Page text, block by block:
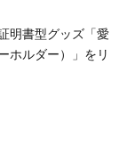
明書型グッズ「愛
ホルダー）」をリ